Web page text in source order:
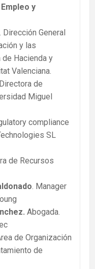
y
. Dirección General
y las
Hacienda y
Valenciana.
de
Miguel
compliance
SL
de Recursos
. Manager
Abogada.
de Organización
de